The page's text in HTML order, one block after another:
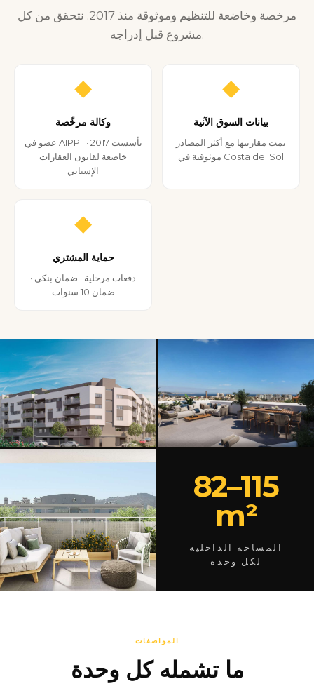
مرخصة وخاضعة للتنظيم وموثوقة منذ 2017. نتحقق من كل
مشروع قبل إدراجه.
◆
وكالة مرخّصة
عضو في AIPP · تأسست 2017 ·
خاضعة لقانون العقارات
الإسباني
◆
بيانات السوق الآنية
تمت مقارنتها مع أكثر المصادر
موثوقية في Costa del Sol
◆
حماية المشتري
دفعات مرحلية · ضمان بنكي ·
ضمان 10 سنوات
82–115
m²
المساحة الداخلية
لكل وحدة
المواصفات
ما تشمله كل وحدة